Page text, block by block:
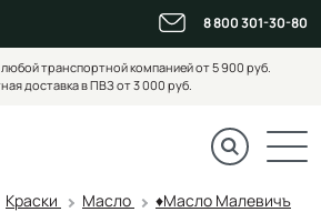
8 800 301-30-80
транспортной компанией от 5 900 руб.
доставка в ПВЗ от 3 000 руб.
Краски Масло
♦Масло Малевичъ